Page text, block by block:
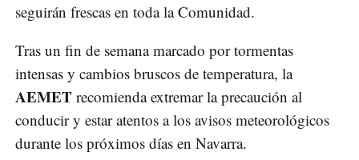
seguirán frescas en toda la Comunidad.
Tras un fin de semana marcado por tormentas
intensas y cambios bruscos de temperatura, la
AEMET recomienda extremar la precaución al
conducir y estar atentos a los avisos meteorológicos
durante los próximos días en Navarra.